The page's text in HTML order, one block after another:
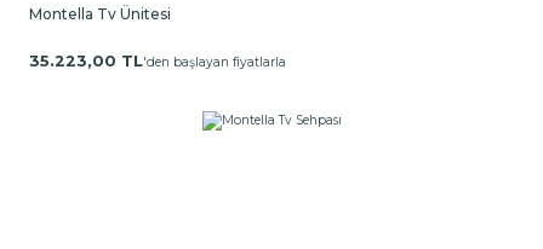
Montella Tv Ünitesi
35.223,00 TL'den başlayan fiyatlarla